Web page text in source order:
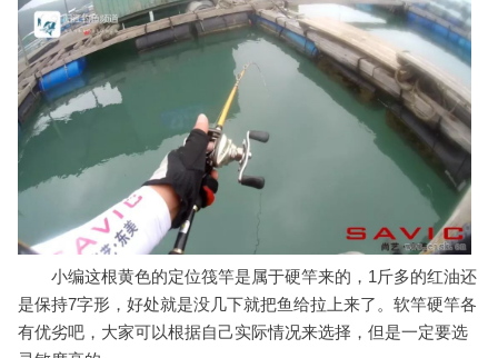
小编这根黄色的定位筏竿是属于硬竿来的，1斤多的红油还
是保持7字形，好处就是没几下就把鱼给拉上来了。软竿硬竿各
有优劣吧，大家可以根据自己实际情况来选择，但是一定要选
灵敏度高的。
技术：